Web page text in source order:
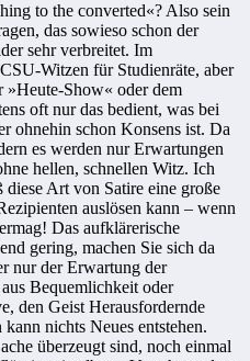
to the converted«? Also sein
das sowieso schon der
sehr verbreitet. Im
Witzen für Studienräte, aber
»Heute-Show« oder dem
oft nur das bedient, was bei
ohnehin schon Konsens ist. Da
es werden nur Erwartungen
hellen, schnellen Witz. Ich
Art von Satire eine große
auslösen kann – wenn
Das aufklärerische
gering, machen Sie sich da
nur der Erwartung der
Bequemlichkeit oder
den Geist Herausfordernde
nichts Neues entstehen.
überzeugt sind, noch einmal